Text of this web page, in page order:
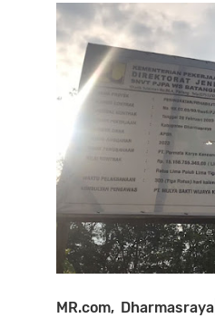
MR.com, Dharmasraya